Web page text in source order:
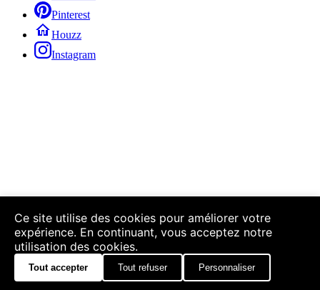
Pinterest
Houzz
Instagram
Ce site utilise des cookies pour améliorer votre
expérience. En continuant, vous acceptez notre
utilisation des cookies.
Tout accepter Tout refuser Personnaliser